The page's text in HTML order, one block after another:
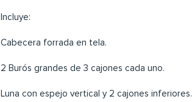
Incluye:
Cabecera forrada en tela.
2 Burós grandes de 3 cajones cada uno.
Luna con espejo vertical y 2 cajones inferiores.